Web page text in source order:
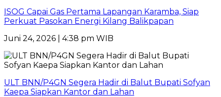
ISOG Capai Gas Pertama Lapangan Karamba, Siap
Perkuat Pasokan Energi Kilang Balikpapan
Juni 24, 2026 | 4:38 pm WIB
ULT BNN/P4GN Segera Hadir di Balut Bupati Sofyan
Kaepa Siapkan Kantor dan Lahan